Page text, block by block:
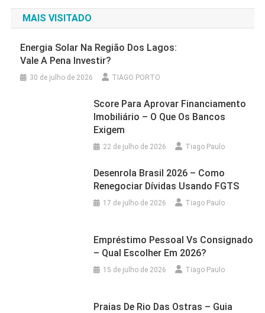
MAIS VISITADO
Energia Solar Na Região Dos Lagos:
Vale A Pena Investir?
30 de julho de 2026 TIAGO PORTO
Score Para Aprovar Financiamento
Imobiliário – O Que Os Bancos
Exigem
22 de julho de 2026 Tiago Paulo
Desenrola Brasil 2026 – Como
Renegociar Dívidas Usando FGTS
17 de julho de 2026 Tiago Paulo
Empréstimo Pessoal Vs Consignado
– Qual Escolher Em 2026?
15 de julho de 2026 Tiago Paulo
Praias De Rio Das Ostras – Guia